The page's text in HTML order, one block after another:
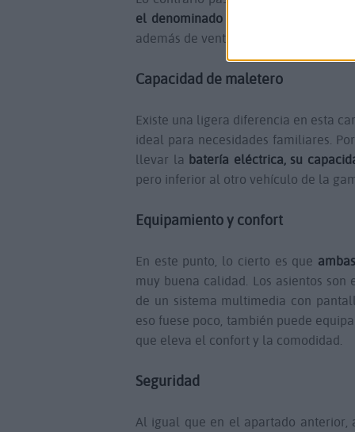
el denominado como CERO,
además de ventajas fiscales y
Capacidad de maletero
Existe una ligera diferencia en esta
ideal para necesidades familiares.
llevar la batería eléctrica, su
pero inferior al otro vehículo de la
Equipamiento y confort
En este punto, lo cierto es que
muy buena calidad. Los asientos
de un sistema multimedia con
eso fuese poco, también puede
que eleva el confort y la comodidad.
Seguridad
Al igual que en el apartado anterior,